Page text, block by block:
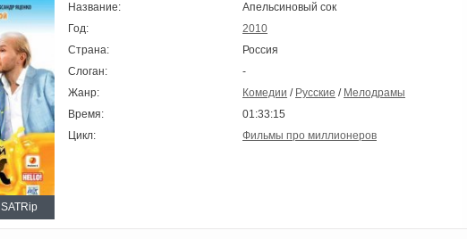
SATRip
Название:
Апельсиновый сок
Год:
2010
Страна:
Россия
Слоган:
-
Жанр:
Комедии / Русские / Мелодрамы
Время:
01:33:15
Цикл:
Фильмы про миллионеров